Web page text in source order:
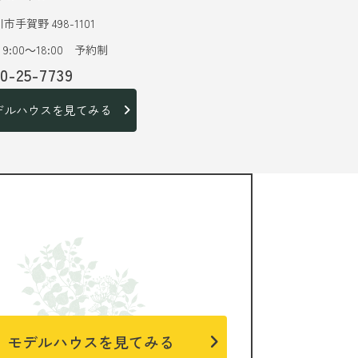
手賀野 498-1101
9:00～18:00 予約制
25-7739
ルハウスを見てみる
モデルハウスを見てみる